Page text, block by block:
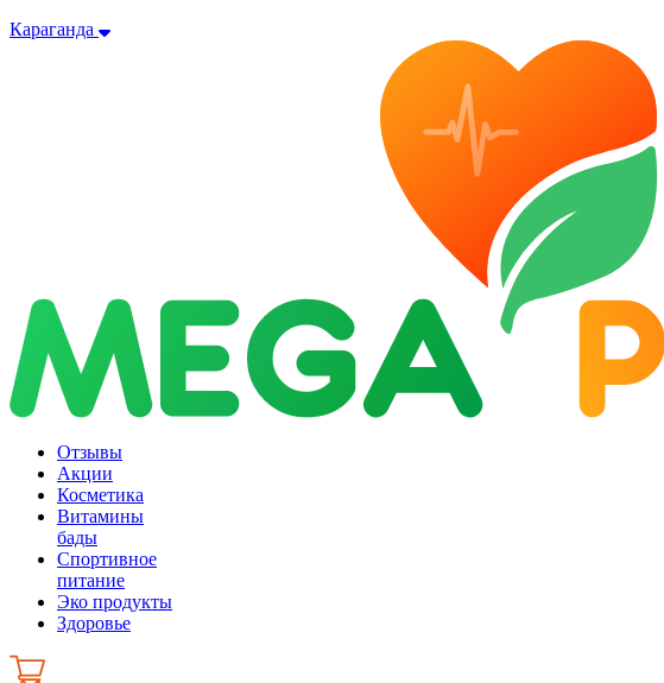
Караганда
Отзывы
Акции
Косметика
Витамины
бады
Спортивное
питание
Эко продукты
Здоровье